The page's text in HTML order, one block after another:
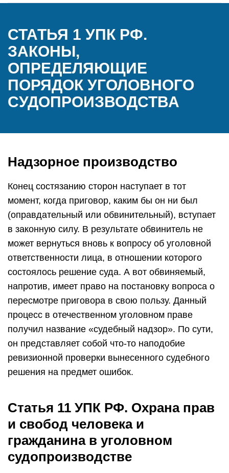
СТАТЬЯ 1 УПК РФ.
ЗАКОНЫ,
ОПРЕДЕЛЯЮЩИЕ
ПОРЯДОК УГОЛОВНОГО
СУДОПРОИЗВОДСТВА
Надзорное производство
Конец состязанию сторон наступает в тот
момент, когда приговор, каким бы он ни был
(оправдательный или обвинительный), вступает
в законную силу. В результате обвинитель не
может вернуться вновь к вопросу об уголовной
ответственности лица, в отношении которого
состоялось решение суда. А вот обвиняемый,
напротив, имеет право на постановку вопроса о
пересмотре приговора в свою пользу. Данный
процесс в отечественном уголовном праве
получил название «судебный надзор». По сути,
он представляет собой что-то наподобие
ревизионной проверки вынесенного судебного
решения на предмет ошибок.
Статья 11 УПК РФ. Охрана прав
и свобод человека и
гражданина в уголовном
судопроизводстве